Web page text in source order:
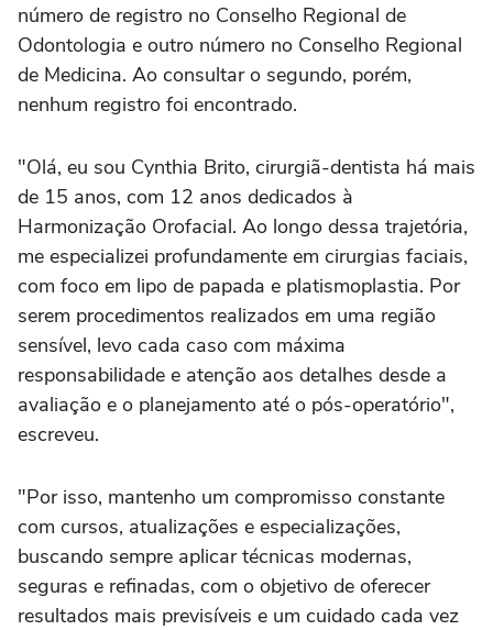
número de registro no Conselho Regional de
Odontologia e outro número no Conselho Regional
de Medicina. Ao consultar o segundo, porém,
nenhum registro foi encontrado.
"Olá, eu sou Cynthia Brito, cirurgiã-dentista há mais
de 15 anos, com 12 anos dedicados à
Harmonização Orofacial. Ao longo dessa trajetória,
me especializei profundamente em cirurgias faciais,
com foco em lipo de papada e platismoplastia. Por
serem procedimentos realizados em uma região
sensível, levo cada caso com máxima
responsabilidade e atenção aos detalhes desde a
avaliação e o planejamento até o pós-operatório",
escreveu.
"Por isso, mantenho um compromisso constante
com cursos, atualizações e especializações,
buscando sempre aplicar técnicas modernas,
seguras e refinadas, com o objetivo de oferecer
resultados mais previsíveis e um cuidado cada vez